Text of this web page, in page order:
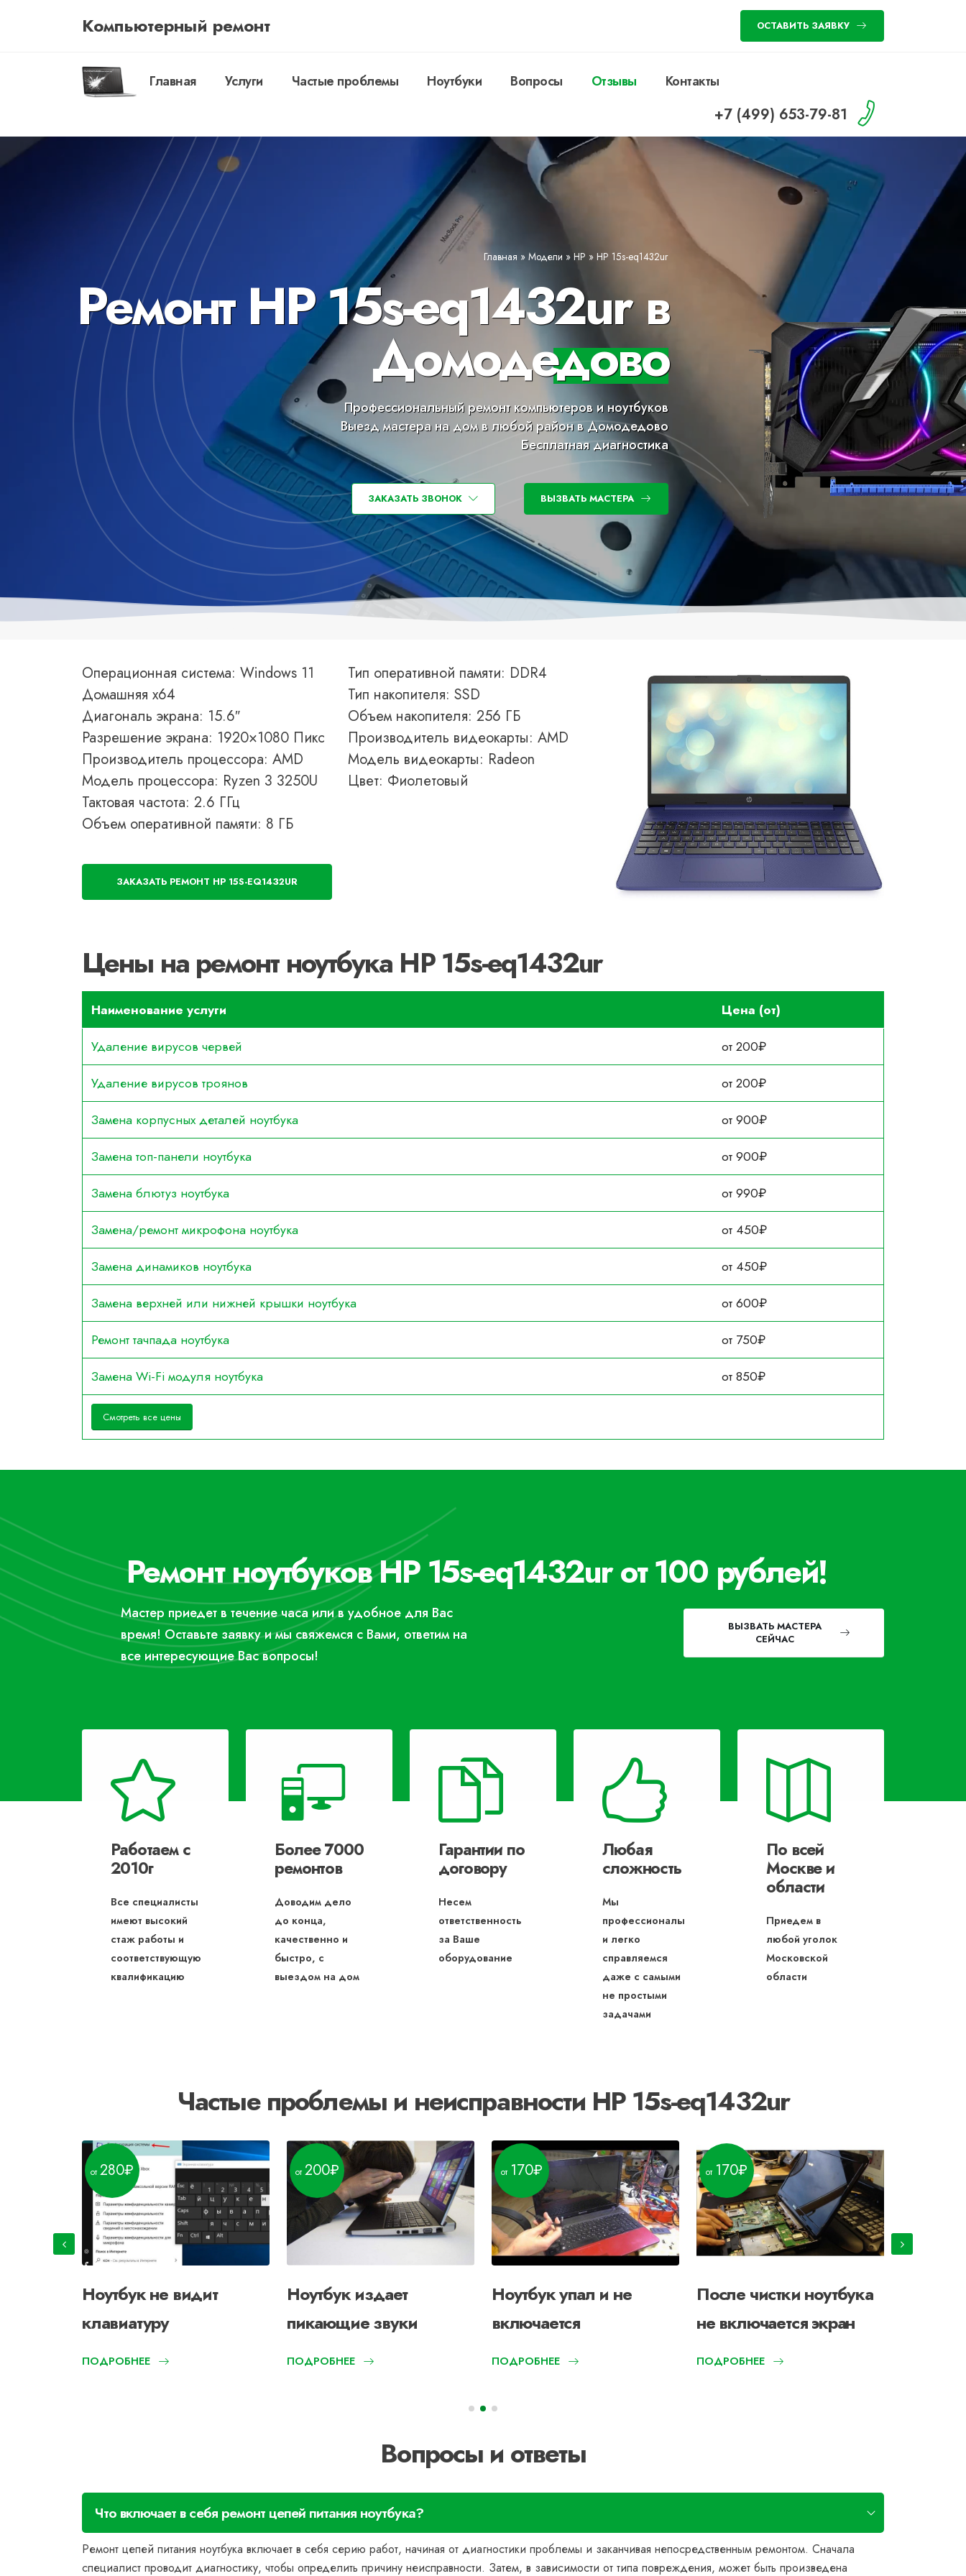
Компьютерный ремонт ОСТАВИТЬ ЗАЯВКУ
Главная Услуги Частые проблемы Ноутбуки Вопросы Отзывы Контакты
+7 (499) 653-79-81
Главная » Модели » HP » HP 15s-eq1432ur
Ремонт HP 15s-eq1432ur в
Домодедово
Профессиональный ремонт компьютеров и ноутбуков
Выезд мастера на дом в любой район в Домодедово
Бесплатная диагностика
ЗАКАЗАТЬ ЗВОНОК ВЫЗВАТЬ МАСТЕРА
Операционная система: Windows 11
Домашняя x64
Диагональ экрана: 15.6″
Разрешение экрана: 1920×1080 Пикс
Производитель процессора: AMD
Модель процессора: Ryzen 3 3250U
Тактовая частота: 2.6 ГГц
Объем оперативной памяти: 8 ГБ
Тип оперативной памяти: DDR4
Тип накопителя: SSD
Объем накопителя: 256 ГБ
Производитель видеокарты: AMD
Модель видеокарты: Radeon
Цвет: Фиолетовый
ЗАКАЗАТЬ РЕМОНТ HP 15S-EQ1432UR
Цены на ремонт ноутбука HP 15s-eq1432ur
Наименование услуги
Цена (от)
Удаление вирусов червей
от 200₽
Удаление вирусов троянов
от 200₽
Замена корпусных деталей ноутбука
от 900₽
Замена топ-панели ноутбука
от 900₽
Замена блютуз ноутбука
от 990₽
Замена/ремонт микрофона ноутбука
от 450₽
Замена динамиков ноутбука
от 450₽
Замена верхней или нижней крышки ноутбука
от 600₽
Ремонт тачпада ноутбука
от 750₽
Замена Wi-Fi модуля ноутбука
от 850₽
Смотреть все цены
Ремонт ноутбуков HP 15s-eq1432ur от 100 рублей!
Мастер приедет в течение часа или в удобное для Вас
время! Оставьте заявку и мы свяжемся с Вами, ответим на
все интересующие Вас вопросы!
ВЫЗВАТЬ МАСТЕРА
СЕЙЧАС
Работаем с
2010г
Все специалисты
имеют высокий
стаж работы и
соответствующую
квалификацию
Более 7000
ремонтов
Доводим дело
до конца,
качественно и
быстро, с
выездом на дом
Гарантии по
договору
Несем
ответственность
за Ваше
оборудование
Любая
сложность
Мы
профессионалы
и легко
справляемся
даже с самыми
не простыми
задачами
По всей
Москве и
области
Приедем в
любой уголок
Московской
области
Частые проблемы и неисправности HP 15s-eq1432ur
Ноутбук не видит
клавиатуру
280
ПОДРОБНЕЕ
Ноутбук издает
пикающие звуки
200
ПОДРОБНЕЕ
Ноутбук упал и не
включается
170
ПОДРОБНЕЕ
После чистки ноутбука
не включается экран
170
ПОДРОБНЕЕ
Вопросы и ответы
Что включает в себя ремонт цепей питания ноутбука?
Ремонт цепей питания ноутбука включает в себя серию работ, начиная от диагностики проблемы и заканчивая непосредственным ремонтом. Сначала
специалист проводит диагностику, чтобы определить причину неисправности. Затем, в зависимости от типа повреждения, может быть произведена